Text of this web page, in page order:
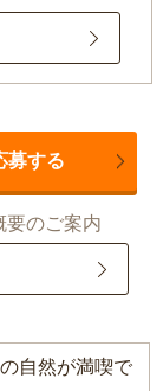
募する
要のご案内
自然が満喫で